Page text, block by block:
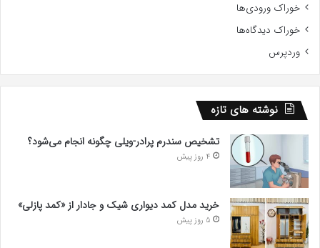
خوراک ورودی‌ها
خوراک دیدگاه‌ها
وردپرس
نوشته های تازه
تشخیص سندرم پرادر-ویلی چگونه انجام می‌شود؟
4 روز پیش
خرید مدل کمد دیواری شیک و جادار از «کمد پازلی»
5 روز پیش